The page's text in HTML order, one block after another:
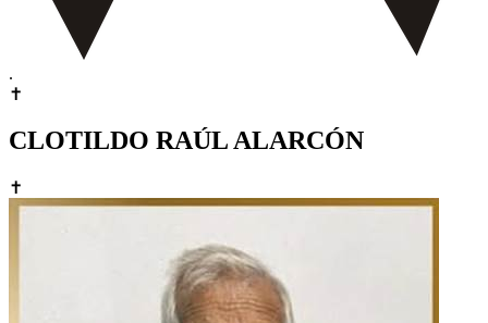
.
✝
CLOTILDO RAÚL ALARCÓN
✝